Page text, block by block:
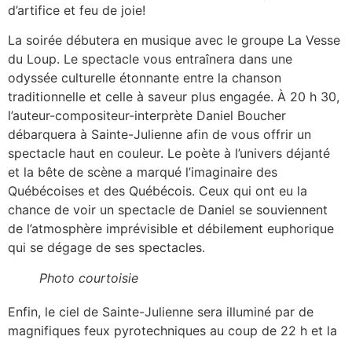
d’artifice et feu de joie!
La soirée débutera en musique avec le groupe La Vesse
du Loup. Le spectacle vous entraînera dans une
odyssée culturelle étonnante entre la chanson
traditionnelle et celle à saveur plus engagée. À 20 h 30,
l’auteur-compositeur-interprète Daniel Boucher
débarquera à Sainte-Julienne afin de vous offrir un
spectacle haut en couleur. Le poète à l’univers déjanté
et la bête de scène a marqué l’imaginaire des
Québécoises et des Québécois. Ceux qui ont eu la
chance de voir un spectacle de Daniel se souviennent
de l’atmosphère imprévisible et débilement euphorique
qui se dégage de ses spectacles.
Photo courtoisie
Enfin, le ciel de Sainte-Julienne sera illuminé par de
magnifiques feux pyrotechniques au coup de 22 h et la